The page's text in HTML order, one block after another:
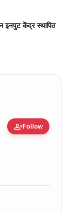
इनपुट केंद्र स्थापित
person_addFollow
Figure